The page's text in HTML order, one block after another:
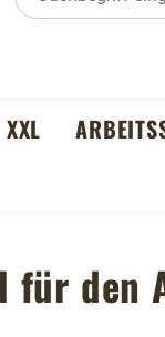
für den